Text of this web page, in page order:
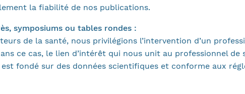
la fiabilité de nos publications.
symposiums ou tables rondes :
de la santé, nous privilégions l’intervention d’un
ce cas, le lien d’intérêt qui nous unit au professionnel
fondé sur des données scientifiques et conforme aux